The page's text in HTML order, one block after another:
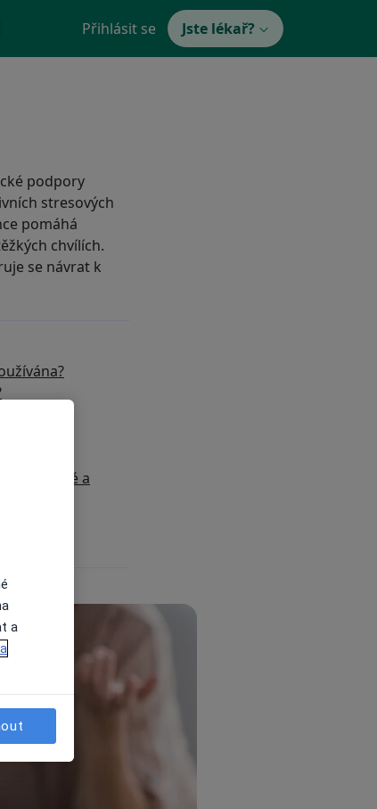
Přihlásit se Jste lékař?
podpory
stresových
pomáhá
chvílích.
se návrat k
specialisté a
a